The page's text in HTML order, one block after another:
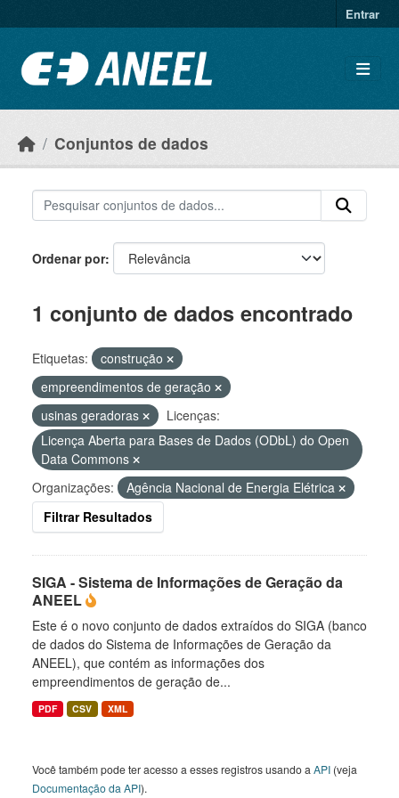
Entrar
Conjuntos de dados
Ordenar por
1 conjunto de dados encontrado
Etiquetas:
construção
empreendimentos de geração
usinas geradoras
Licenças:
Licença Aberta para Bases de Dados (ODbL) do Open
Data Commons
Organizações:
Agência Nacional de Energia Elétrica
Filtrar Resultados
SIGA - Sistema de Informações de Geração da
ANEEL
Este é o novo conjunto de dados extraídos do SIGA (banco
de dados do Sistema de Informações de Geração da
ANEEL), que contém as informações dos
empreendimentos de geração de...
PDF CSV XML
Você também pode ter acesso a esses registros usando a API (veja
Documentação da API).